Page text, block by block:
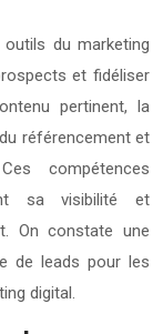
du marketing
et fidéliser
pertinent, la
référencement et
compétences
sa visibilité et
On constate une
de leads pour les
digital.